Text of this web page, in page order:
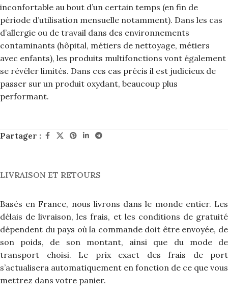
inconfortable au bout d’un certain temps (en fin de
période d’utilisation mensuelle notamment). Dans les cas
d’allergie ou de travail dans des environnements
contaminants (hôpital, métiers de nettoyage, métiers
avec enfants), les produits multifonctions vont également
se révéler limités. Dans ces cas précis il est judicieux de
passer sur un produit oxydant, beaucoup plus
performant.
Partager :
LIVRAISON ET RETOURS
Basés en France, nous livrons dans le monde entier. Les
délais de livraison, les frais, et les conditions de gratuité
dépendent du pays où la commande doit être envoyée, de
son poids, de son montant, ainsi que du mode de
transport choisi. Le prix exact des frais de port
s’actualisera automatiquement en fonction de ce que vous
mettrez dans votre panier.